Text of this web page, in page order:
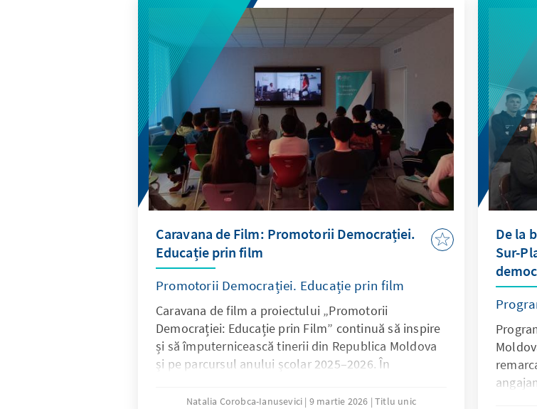
Caravana de Film: Promotorii Democrației.
Educație prin film
Promotorii Democrației. Educație prin film
Caravana de film a proiectului „Promotorii
Democrației: Educație prin Film” continuă să inspire
și să împuternicească tinerii din Republica Moldova
și pe parcursul anului școlar 2025–2026. În
Republicii Moldova, Fundația Konrad Adenauer (KAS)
Natalia Corobca-Ianusevici 9 martie 2026 Titlu unic
De la
Sur-